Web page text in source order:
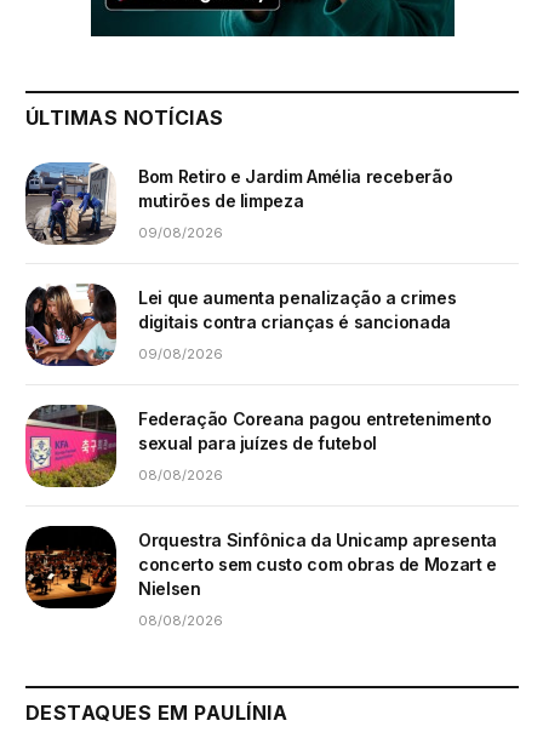
ÚLTIMAS NOTÍCIAS
Bom Retiro e Jardim Amélia receberão
mutirões de limpeza
09/08/2026
Lei que aumenta penalização a crimes
digitais contra crianças é sancionada
09/08/2026
Federação Coreana pagou entretenimento
sexual para juízes de futebol
08/08/2026
Orquestra Sinfônica da Unicamp apresenta
concerto sem custo com obras de Mozart e
Nielsen
08/08/2026
DESTAQUES EM PAULÍNIA